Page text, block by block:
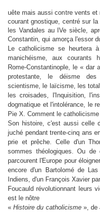
uête mais aussi contre vents
courant gnostique, centré sur
les Vandales au IVe siècle,
Constantin, qui amorça l'essor
Le catholicisme se heurtera
manichéisme, aux courants
Rome-Constantinople, le « dar
protestante, le déisme des
scientisme, le laïcisme, les
les croisades, l'Inquisition,
dogmatique et l'intolérance, le
Pie X. Comment le
Son histoire, c'est aussi celle
juché pendant trente-cinq ans
prie et prêche. Celle d'un
sommes théologiques. Ou
parcourent l'Europe pour
encore d'un Bartolomé de
Indiens, d'un François Xavier
Foucauld révolutionnant leurs
est le nôtre
«Histoire du catholicisme», de